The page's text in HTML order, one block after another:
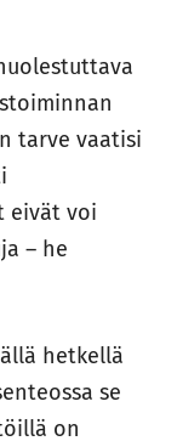
tarve vaatisi
eivät voi
– he
hetkellä
se
on